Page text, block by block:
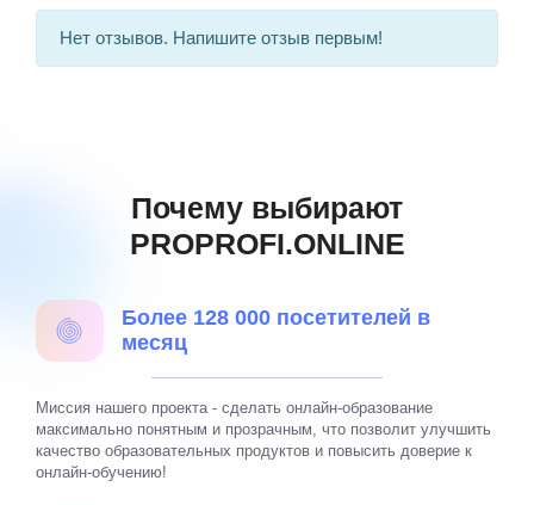
Нет отзывов. Напишите отзыв первым!
Почему выбирают
PROPROFI.ONLINE
Более 128 000 посетителей в
месяц
Миссия нашего проекта - сделать онлайн-образование
максимально понятным и прозрачным, что позволит улучшить
качество образовательных продуктов и повысить доверие к
онлайн-обучению!